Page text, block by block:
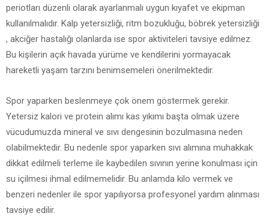
periotları düzenli olarak ayarlanmalı uygun kıyafet ve ekipman
kullanılmalıdır. Kalp yetersizliği, ritm bozukluğu, böbrek yetersizliği
, akciğer hastalığı olanlarda ise spor aktiviteleri tavsiye edilmez.
Bu kişilerin açık havada yürüme ve kendilerini yormayacak
hareketli yaşam tarzını benimsemeleri önerilmektedir.
Spor yaparken beslenmeye çok önem göstermek gerekir.
Yetersiz kalori ve protein alımı kas yıkımı başta olmak üzere
vücudumuzda mineral ve sıvı dengesinin bozulmasına neden
olabilmektedir. Bu nedenle spor yaparken sıvı alımına muhakkak
dikkat edilmeli terleme ile kaybedilen sıvının yerine konulması için
su içilmesi ihmal edilmemelidir. Bu anlamda kilo vermek ve
benzeri nedenler ile spor yapılıyorsa profesyonel yardım alınması
tavsiye edilir.